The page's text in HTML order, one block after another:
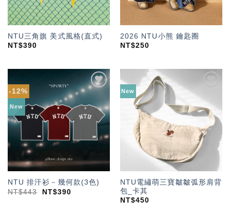
NTU三角旗 美式風格(直式)
NT$390
2026 NTU小熊 鑰匙圈
NT$250
-12%
New
望輕
單」
NTU 排汗衫－幾何款(3色)
NT$443 NT$390
New
「願
望輕
單」
NTU電繡萌三寶皺皺弧形肩背
包_卡其
NT$450